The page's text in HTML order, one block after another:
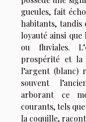
gueules, fait
habitants, tandis
loyauté ainsi
ou fluviales.
prospérité et la
l’argent (blanc)
souvent
arborant ce
courants, tels
la coquille,